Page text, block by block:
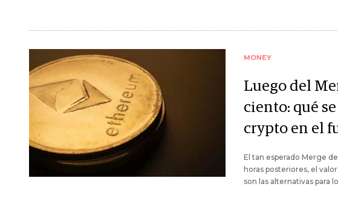
MONEY
Luego del
ciento: qué
crypto en el
El tan esperado Merge
horas posteriores, el
son las alternativas para